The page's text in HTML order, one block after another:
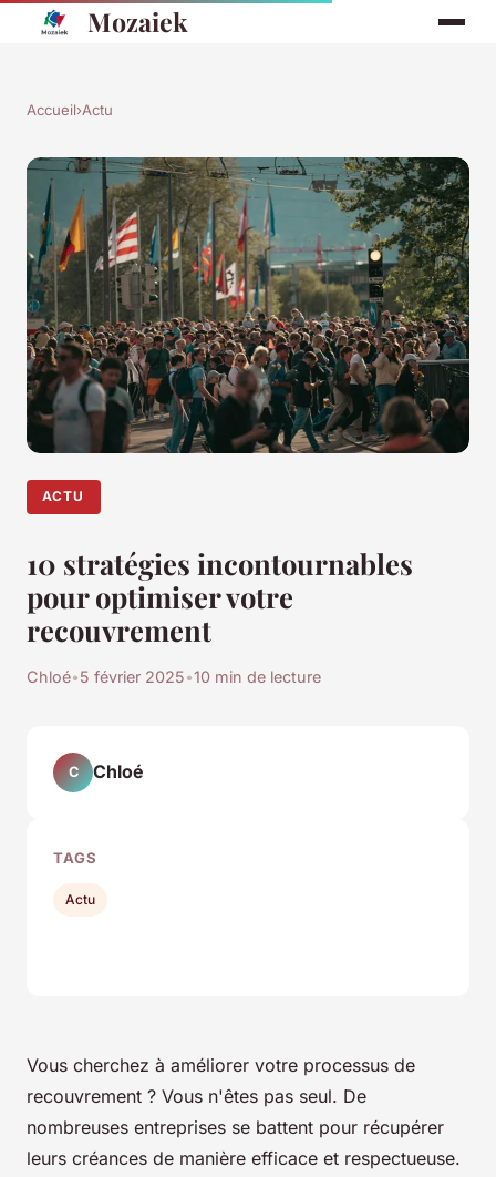
Mozaiek
Accueil›Actu
ACTU
10 stratégies incontournables
pour optimiser votre
recouvrement
Chloé•5 février 2025•10 min de lecture
Vous cherchez à améliorer votre processus de
recouvrement ? Vous n'êtes pas seul. De
nombreuses entreprises se battent pour récupérer
leurs créances de manière efficace et respectueuse.
C Chloé
TAGS
Actu